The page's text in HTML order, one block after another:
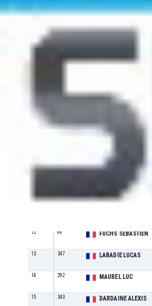
2 307 BOUCHER GAÊTAN
FLAMANT YANYCE
359 MACARY PHILIPPE
CAPMARTIN ABDEL
249 LÉPINE GUILLAUME
9 459 DE BONNECAZE
MARS DIDIER
12 86 FUCHS SÉBASTIEN
13 347 LABADIE LUCAS
14 292 MAUREL LUC
15 343 DARDAINE ALEXIS